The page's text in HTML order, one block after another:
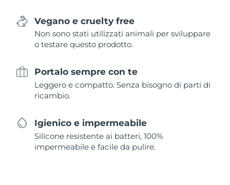
Vegano e cruelty free
Non sono stati utilizzati animali per sviluppare
o testare questo prodotto.
Portalo sempre con te
Leggero e compatto. Senza bisogno di parti di
ricambio.
Igienico e impermeabile
Silicone resistente ai batteri, 100%
impermeabile e facile da pulire.